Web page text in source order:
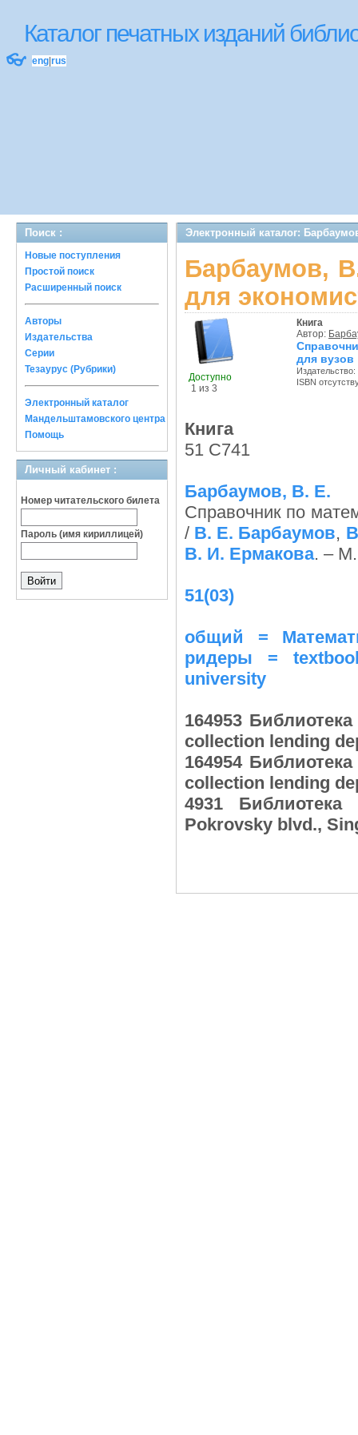
Каталог печатных изданий
👓 eng rus
Поиск :
Новые поступления
Простой поиск
Расширенный поиск
Авторы
Издательства
Серии
Тезаурус (Рубрики)
Электронный каталог
Мандельштамовского центра
Помощь
Личный кабинет :
Номер читательского билета
Пароль (имя кириллицей)
Электронный каталог:
Барбаумов,
для
Доступно
1 из 3
Книга
Автор:
для вузов
Издательство:
ISBN
Книга
51 С741
Барбаумов, В. Е.
Справочник по
/ В. Е. Барбаумов,
В. И. Ермакова. –
51(03)
общий =
ридеры =
university
164953
collection lending
164954
collection lending
4931
Pokrovsky blvd.,